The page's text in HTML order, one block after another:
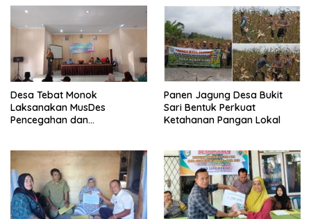
Desa Tebat Monok
Laksanakan MusDes
Pencegahan dan
Panen Jagung Desa Bukit
Sari Bentuk Perkuat
Ketahanan Pangan Lokal